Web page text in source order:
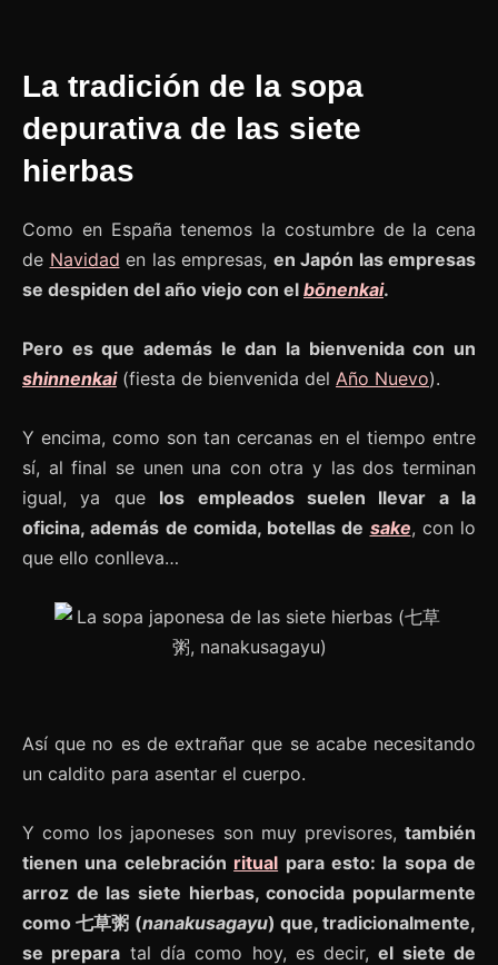
La tradición de la sopa
depurativa de las siete
hierbas
Como en España tenemos la costumbre de la cena
de Navidad en las empresas, en Japón las empresas
se despiden del año viejo con el bōnenkai.
Pero es que además le dan la bienvenida con un
shinnenkai(fiesta de bienvenida del Año Nuevo).
Y encima, como son tan cercanas en el tiempo entre
sí, al final se unen una con otra y las dos terminan
igual, ya que los empleados suelen llevar a la
oficina, además de comida, botellas de sake, con lo
que ello conlleva…
Así que no es de extrañar que se acabe necesitando
un caldito para asentar el cuerpo.
Y como los japoneses son muy previsores, también
tienen una celebración ritual para esto: la sopa de
arroz de las siete hierbas, conocida popularmente
como 七草粥 (nanakusagayu) que, tradicionalmente,
se prepara tal día como hoy, es decir,el siete de